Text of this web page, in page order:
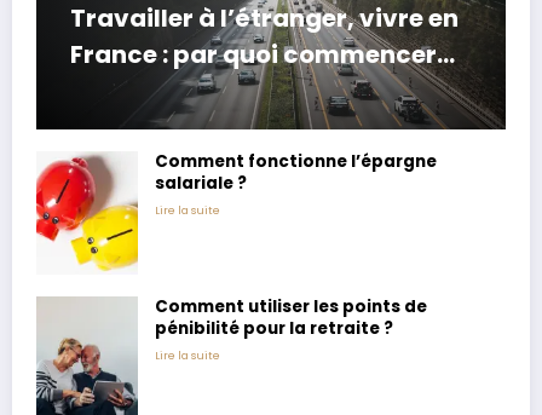
Travailler à l’étranger, vivre en
France : par quoi commencer
pour devenir frontalier ?
Comment fonctionne l’épargne
salariale ?
Lire la suite
Comment utiliser les points de
pénibilité pour la retraite ?
Lire la suite